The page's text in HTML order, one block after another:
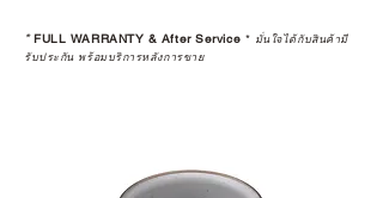
*FULL WARRANTY & After Service * มั่นใจได้กับสินค้ามี
รับประกัน พร้อมบริการหลังการขาย